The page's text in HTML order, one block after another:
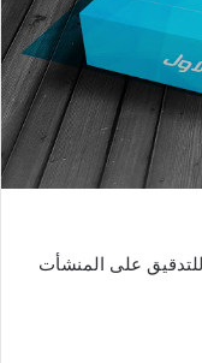
للتدقيق على المنشأت